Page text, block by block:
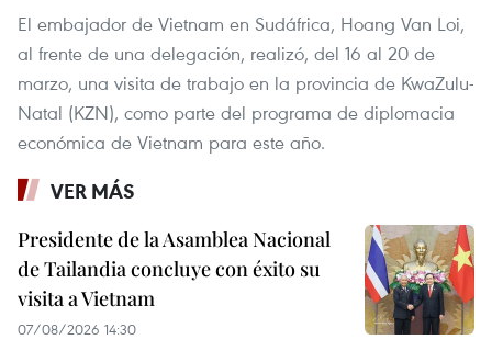
El embajador de Vietnam en Sudáfrica, Hoang Van Loi,
al frente de una delegación, realizó, del 16 al 20 de
marzo, una visita de trabajo en la provincia de KwaZulu-
Natal (KZN), como parte del programa de diplomacia
económica de Vietnam para este año.
VER MÁS
Presidente de la Asamblea Nacional
de Tailandia concluye con éxito su
visita a Vietnam
07/08/2026 14:30